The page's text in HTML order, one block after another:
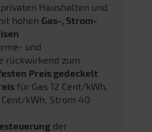
Haushalten und
hohen Gas-, Strom-
und
rückwirkend zum
Preis gedeckelt
für Gas 12 Cent/kWh,
kWh, Strom 40
der